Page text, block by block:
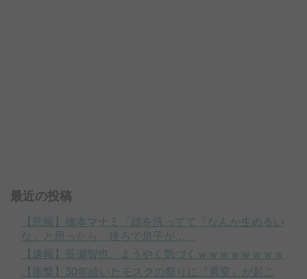
最近の投稿
【悲報】橋本マナミ「頭を洗ってて『なんか生ぬるい
な』と思ったら、後ろで息子が…」
【速報】長瀬智也、ようやく気づくｗｗｗｗｗｗｗｗ
【衝撃】30年続いたモスクの祭りに『異変』が起こ